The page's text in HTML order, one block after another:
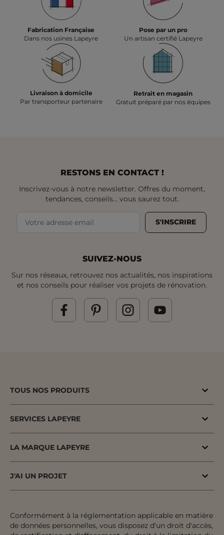
Fabrication Française
Dans nos usines Lapeyre
Pose par un pro
Un artisan certifié Lapeyre
Livraison à domicile
Par transporteur partenaire
Retrait en magasin
Gratuit préparé par nos équipes
RESTONS EN CONTACT !
Inscrivez-vous à notre newsletter. Offres du moment,
tendances, conseils... vous saurez tout.
S'INSCRIRE
SUIVEZ-NOUS
Sur nos réseaux, retrouvez nos actualités, nos inspirations
et nos conseils pour réaliser vos projets de rénovation.
TOUS NOS PRODUITS
Cuisine & Electroménager
Salle de bains & WC
Escalier, Rampe & Main-courante
Jardin & Extérieur
SERVICES LAPEYRE
Conseil à domicile
Conseil en magasin
Financement
LA MARQUE LAPEYRE
Engagements pour tous
J'AI UN PROJET
Inspiration & Tendances
Préparer mon projet
Conformément à la réglementation applicable en matière
de données personnelles, vous disposez d'un droit d'accès,